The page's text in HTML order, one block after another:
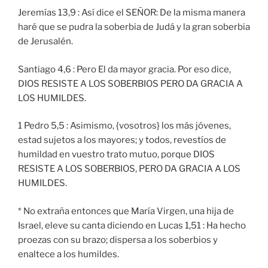
Jeremías 13,9 : Así dice el SEÑOR: De la misma manera
haré que se pudra la soberbia de Judá y la gran soberbia
de Jerusalén.
Santiago 4,6 : Pero El da mayor gracia. Por eso dice,
DIOS RESISTE A LOS SOBERBIOS PERO DA GRACIA A
LOS HUMILDES.
1 Pedro 5,5 : Asimismo, {vosotros} los más jóvenes,
estad sujetos a los mayores; y todos, revestíos de
humildad en vuestro trato mutuo, porque DIOS
RESISTE A LOS SOBERBIOS, PERO DA GRACIA A LOS
HUMILDES.
* No extraña entonces que María Virgen, una hija de
Israel, eleve su canta diciendo en Lucas 1,51 : Ha hecho
proezas con su brazo; dispersa a los soberbios y
enaltece a los humildes.